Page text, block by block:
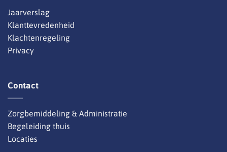
Jaarverslag
Klanttevredenheid
Klachtenregeling
Privacy
Contact
Zorgbemiddeling & Administratie
Begeleiding thuis
Locaties